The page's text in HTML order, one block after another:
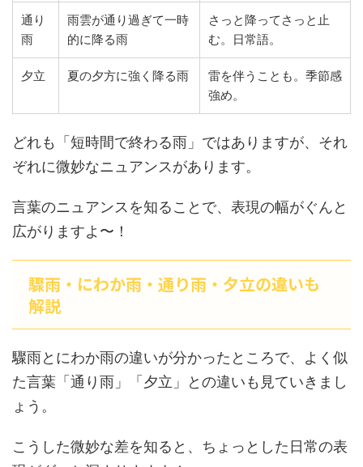
通り
雨
雨雲が通り過ぎて一時
的に降る雨
さっと降ってさっと止
む。日常語。
夕立 夏の夕方に強く降る雨
雷を伴うことも。季節感
強め。
どれも「短時間で終わる雨」ではありますが、それ
ぞれに微妙なニュアンスがあります。
言葉のニュアンスを知ることで、表現の幅がぐんと
広がりますよ〜！
驟雨・にわか雨・通り雨・夕立の違いも
解説
驟雨とにわか雨の違いが分かったところで、よく似
た言葉「通り雨」「夕立」との違いも見ていきまし
ょう。
こうした微妙な差を知ると、ちょっとした日常の表